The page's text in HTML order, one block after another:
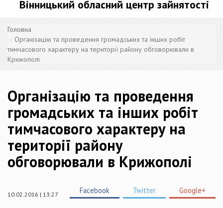
Вінницький обласний центр зайнятості
Головна
Організацію та проведення громадських та інших робіт
тимчасового характеру на території району обговорювали в
Крижополі
Організацію та проведення
громадських та інших робіт
тимчасового характеру на
території району
обговорювали в Крижополі
10.02.2016 | 13:27 Facebook Twitter Google+